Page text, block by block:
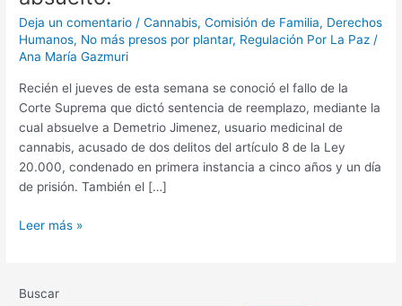
Deja un comentario /Cannabis,Comisión de Familia, Derechos
Humanos, No más presos por plantar, Regulación Por La Paz /
Ana María Gazmuri
Recién el jueves de esta semana se conoció el fallo de la
Corte Suprema que dictó sentencia de reemplazo, mediante la
cual absuelve a Demetrio Jimenez, usuario medicinal de
cannabis, acusado de dos delitos del artículo 8 de la Ley
20.000, condenado en primera instancia a cinco años y un día
de prisión. También el […]
medicinal
de
queda
absuelto.
Leer más »
Buscar